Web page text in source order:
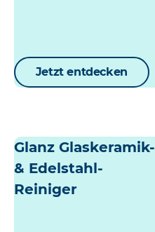
Jetzt entdecken
Glanz Glaskeramik-
& Edelstahl-
Reiniger